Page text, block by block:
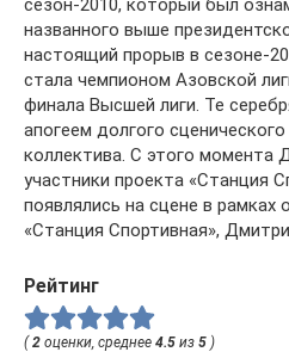
сезон-2010, который был
названного выше
настоящий прорыв в сезоне-
стала чемпионом Азовской
финала Высшей лиги. Те
апогеем долгого
коллектива. С этого момента
участники проекта «Станция
появлялись на сцене в
«Станция Спортивная»,
Рейтинг
( 2 оценки, среднее 4.5 из 5 )